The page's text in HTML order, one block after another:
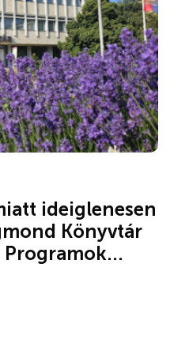
ideiglenesen
Könyvtár